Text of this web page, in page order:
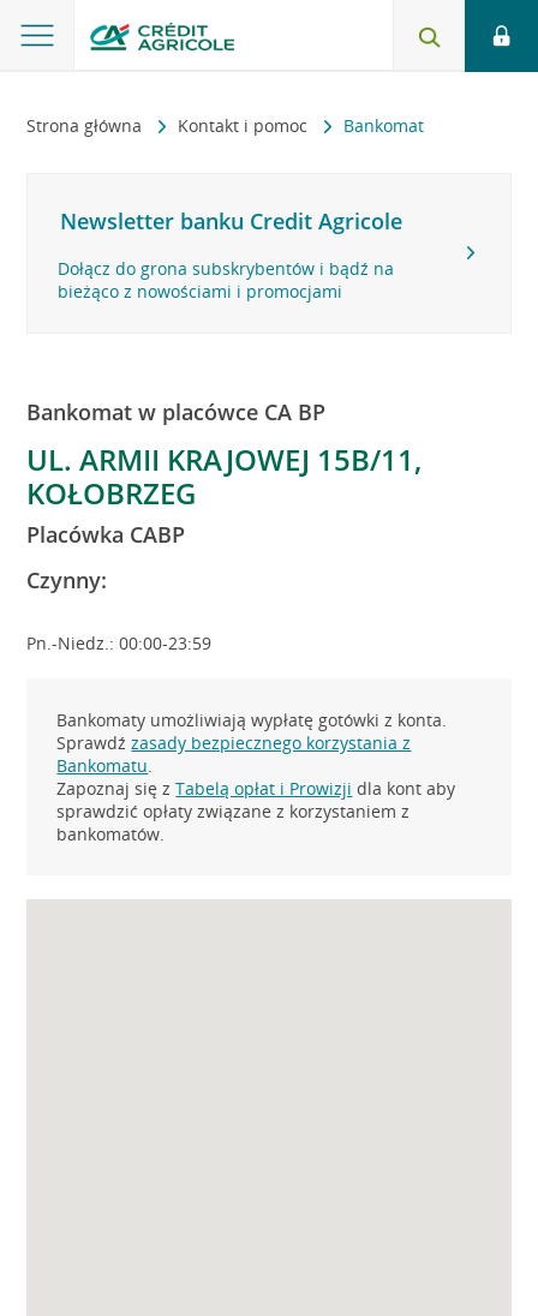
Strona główna Kontakt i pomoc Bankomat
Newsletter banku Credit Agricole
Dołącz do grona subskrybentów i bądź na
bieżąco z nowościami i promocjami
Bankomat w placówce CA BP
UL. ARMII KRAJOWEJ 15B/11,
KOŁOBRZEG
Placówka CABP
Czynny:
Pn.-Niedz.: 00:00-23:59
Bankomaty umożliwiają wypłatę gotówki z konta.
Sprawdźzasady bezpiecznego korzystania z
Bankomatu.
Zapoznaj się zTabelą opłat i Prowizji dla kont aby
sprawdzić opłaty związane z korzystaniem z
bankomatów.